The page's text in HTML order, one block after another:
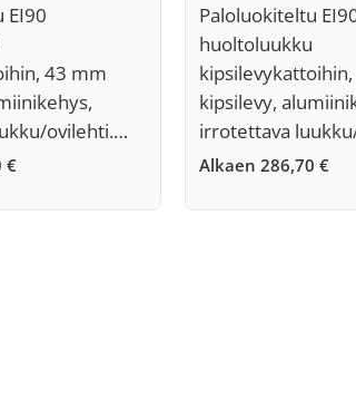
EI90
43 mm
ovilehti.…
€
Paloluokiteltu
huoltoluukku
kipsilevy,
irrotettava
Alkaen286,70€